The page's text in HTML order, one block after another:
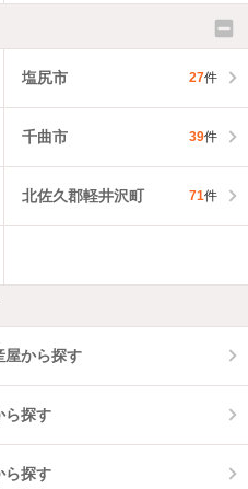
塩尻市 27件
千曲市 39件
北佐久郡軽井沢町 71件
屋から探す
ら探す
ら探す